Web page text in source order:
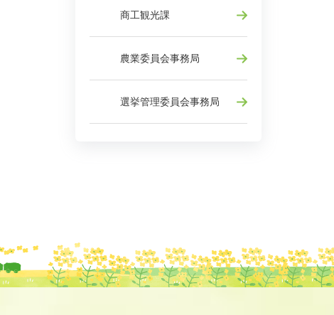
商工観光課
農業委員会事務局
選挙管理委員会事務局